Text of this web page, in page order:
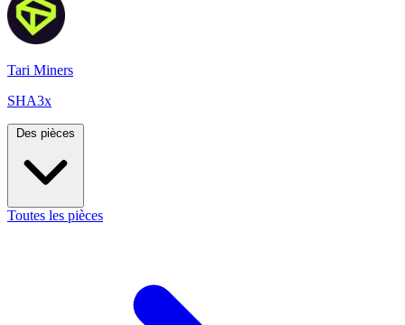
Tari Miners
SHA3x
Des pièces
Toutes les pièces